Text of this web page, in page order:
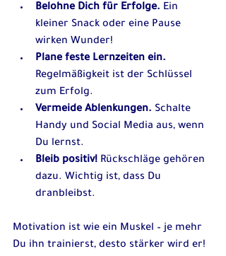
Belohne Dich für Erfolge. Ein
kleiner Snack oder eine Pause
wirken Wunder!
Plane feste Lernzeiten ein.
Regelmäßigkeit ist der Schlüssel
zum Erfolg.
Vermeide Ablenkungen. Schalte
Handy und Social Media aus, wenn
Du lernst.
Bleib positiv! Rückschläge gehören
dazu. Wichtig ist, dass Du
dranbleibst.
Motivation ist wie ein Muskel – je mehr
Du ihn trainierst, desto stärker wird er!